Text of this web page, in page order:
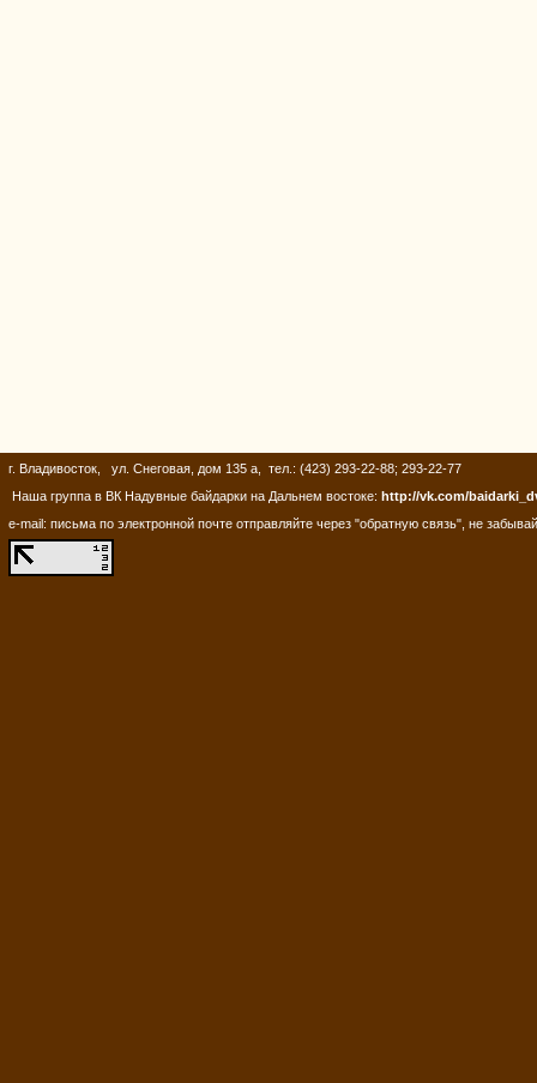
г. Владивосток, ул. Снеговая, дом 135 а, тел.: (423) 293-22-88; 293-22-77
Наша группа в ВК Надувные байдарки на Дальнем востоке: http://vk.com/
e-mail: письма по электронной почте отправляйте через "обратную связь", не